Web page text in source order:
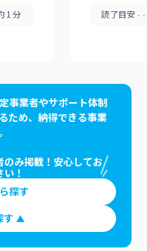
1分 読了目安
事業者やサポート体制
ため、納得できる事業
み掲載！安心してお
！
探す
す